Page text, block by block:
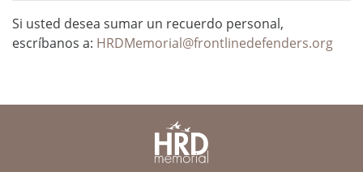
Si usted desea sumar un recuerdo personal,
escríbanos a: HRDMemorial@frontlinedefenders.org